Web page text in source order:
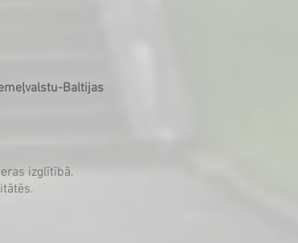
Baltijas
izglītībā.